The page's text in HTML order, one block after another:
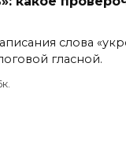
слова
гласной.